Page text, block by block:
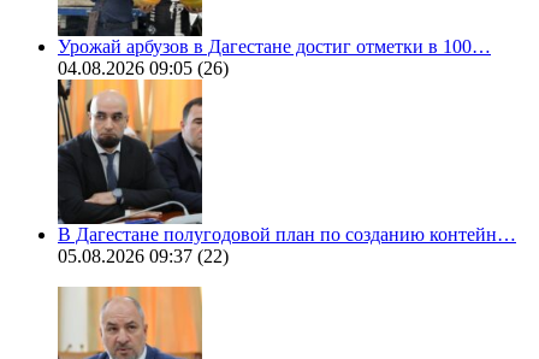
Урожай арбузов в Дагестане достиг отметки в 100…
04.08.2026 09:05 (26)
В Дагестане полугодовой план по созданию контейн…
05.08.2026 09:37 (22)